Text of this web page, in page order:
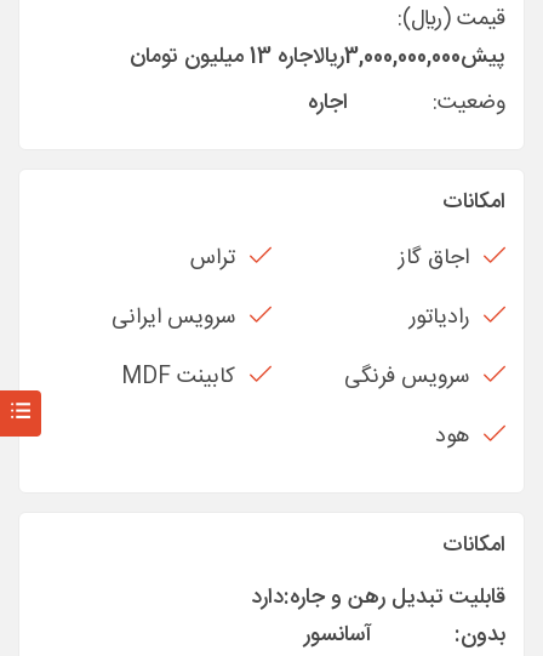
قیمت (ريال):
پیش3,000,000,000ريالاجاره 13 میلیون تومان
وضعیت:
اجاره
امکانات
اجاق گاز
تراس
رادیاتور
سرویس ایرانی
سرویس فرنگی
کابینت MDF
هود
امکانات
قابلیت تبدیل رهن و جاره:دارد
بدون:
آسانسور